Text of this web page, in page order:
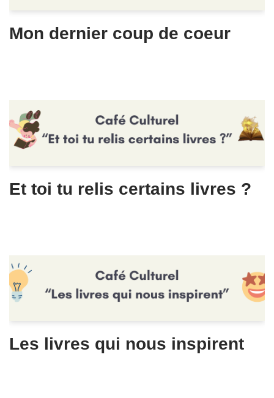
Mon dernier coup de coeur
Et toi tu relis certains livres ?
Les livres qui nous inspirent